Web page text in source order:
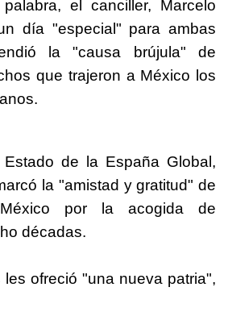
el canciller, Marcelo
día "especial" para ambas
la "causa brújula" de
que trajeron a México los
de la España Global,
la "amistad y gratitud" de
por la acogida de
décadas.
ofreció "una nueva patria",